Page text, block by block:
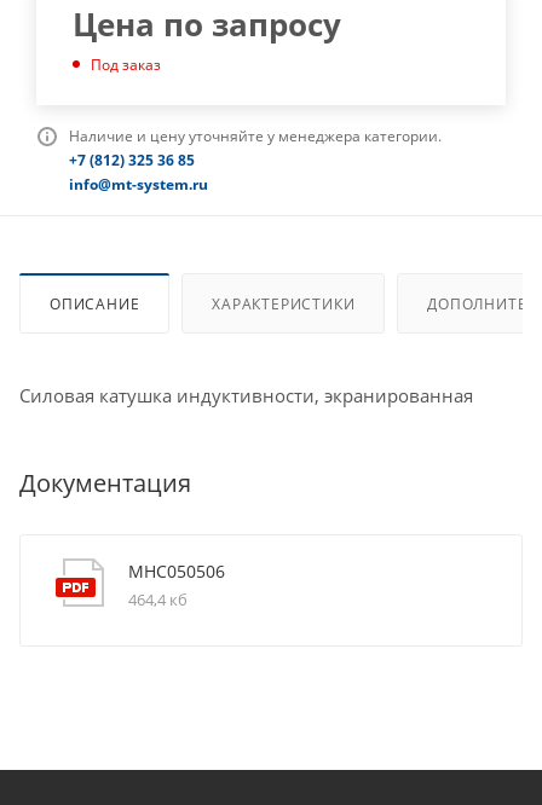
Цена по запросу
Под заказ
Наличие и цену уточняйте у менеджера категории.
+7 (812) 325 36 85
info@mt-system.ru
ОПИСАНИЕ ХАРАКТЕРИСТИКИ
Силовая катушка индуктивности, экранированная
Документация
MHC050506
464,4 кб